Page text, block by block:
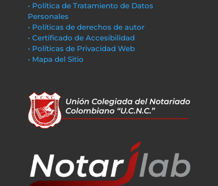
• Política de Tratamiento de Datos
Personales
• Políticas de derechos de autor
• Certificado de Accesibilidad
• Políticas de Privacidad Web
• Mapa del Sitio